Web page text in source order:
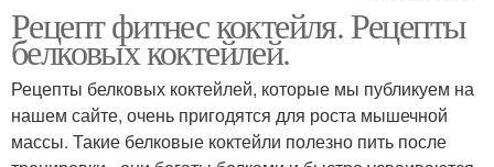
Белково-углеводный
коктейль
Коктейль перед
тренировкой
Белковый коктейль
Клубнично-банановый
коктейль
Рецепт фитнес коктейля. Рецепты
белковых коктейлей.
Рецепты белковых коктейлей, которые мы публикуем на
нашем сайте, очень пригодятся для роста мышечной
массы. Такие белковые коктейли полезно пить после